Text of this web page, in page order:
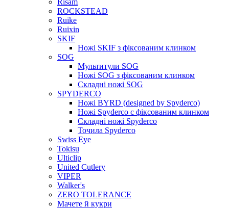
Risam
ROCKSTEAD
Ruike
Ruixin
SKIF
Ножі SKIF з фіксованим клинком
SOG
Мультитули SOG
Ножі SOG з фіксованим клинком
Складні ножі SOG
SPYDERCO
Ножі BYRD (designed by Spyderco)
Ножі Spyderco c фіксованим клинком
Складні ножі Spyderco
Точила Spyderco
Swiss Eye
Tokisu
Ulticlip
United Cutlery
VIPER
Walker's
ZERO TOLERANCE
Мачете й кукри